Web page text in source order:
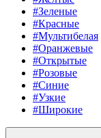
#Зеленые
#Красные
#Мультибелая
#Оранжевые
#Открытые
#Розовые
#Синие
#Узкие
#Широкие